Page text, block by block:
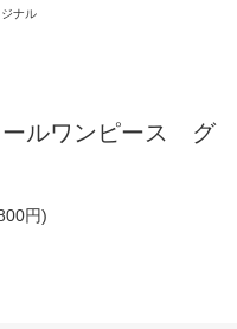
ナル
ールワンピース グ
円)